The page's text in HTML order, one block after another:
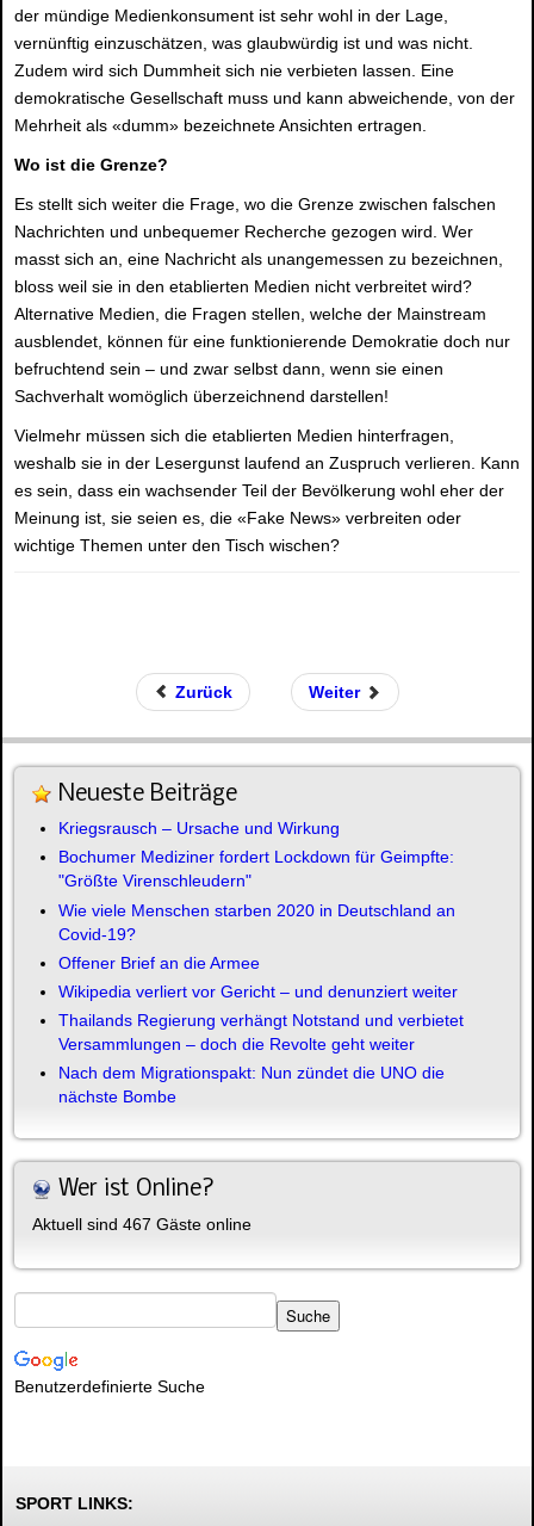
der mündige Medienkonsument ist sehr wohl in der Lage,
vernünftig einzuschätzen, was glaubwürdig ist und was nicht.
Zudem wird sich Dummheit sich nie verbieten lassen. Eine
demokratische Gesellschaft muss und kann abweichende, von der
Mehrheit als «dumm» bezeichnete Ansichten ertragen.
Wo ist die Grenze?
Es stellt sich weiter die Frage, wo die Grenze zwischen falschen
Nachrichten und unbequemer Recherche gezogen wird. Wer
masst sich an, eine Nachricht als unangemessen zu bezeichnen,
bloss weil sie in den etablierten Medien nicht verbreitet wird?
Alternative Medien, die Fragen stellen, welche der Mainstream
ausblendet, können für eine funktionierende Demokratie doch nur
befruchtend sein – und zwar selbst dann, wenn sie einen
Sachverhalt womöglich überzeichnend darstellen!
Vielmehr müssen sich die etablierten Medien hinterfragen,
weshalb sie in der Lesergunst laufend an Zuspruch verlieren. Kann
es sein, dass ein wachsender Teil der Bevölkerung wohl eher der
Meinung ist, sie seien es, die «Fake News» verbreiten oder
wichtige Themen unter den Tisch wischen?
Zurück Weiter
Neueste Beiträge
Kriegsrausch – Ursache und Wirkung
Bochumer Mediziner fordert Lockdown für Geimpfte:
"Größte Virenschleudern"
Wie viele Menschen starben 2020 in Deutschland an
Covid-19?
Offener Brief an die Armee
Wikipedia verliert vor Gericht – und denunziert weiter
Thailands Regierung verhängt Notstand und verbietet
Versammlungen – doch die Revolte geht weiter
Nach dem Migrationspakt: Nun zündet die UNO die
nächste Bombe
Wer ist Online?
Aktuell sind 467 Gäste online
Benutzerdefinierte Suche
SPORT LINKS: